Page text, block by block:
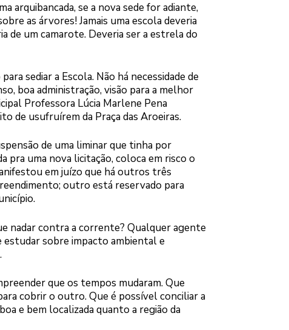
arquibancada, se a nova sede for adiante,
as árvores! Jamais uma escola deveria
de um camarote. Deveria ser a estrela do
sediar a Escola. Não há necessidade de
boa administração, visão para a melhor
Professora Lúcia Marlene Pena
de usufruírem da Praça das Aroeiras.
de uma liminar que tinha por
pra uma nova licitação, coloca em risco o
em juízo que há outros três
outro está reservado para
nadar contra a corrente? Qualquer agente
sobre impacto ambiental e
que os tempos mudaram. Que
cobrir o outro. Que é possível conciliar a
e bem localizada quanto a região da